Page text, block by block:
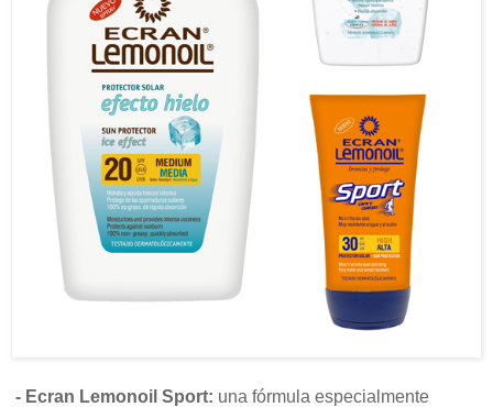
- Ecran Lemonoil Sport: una fórmula especialmente